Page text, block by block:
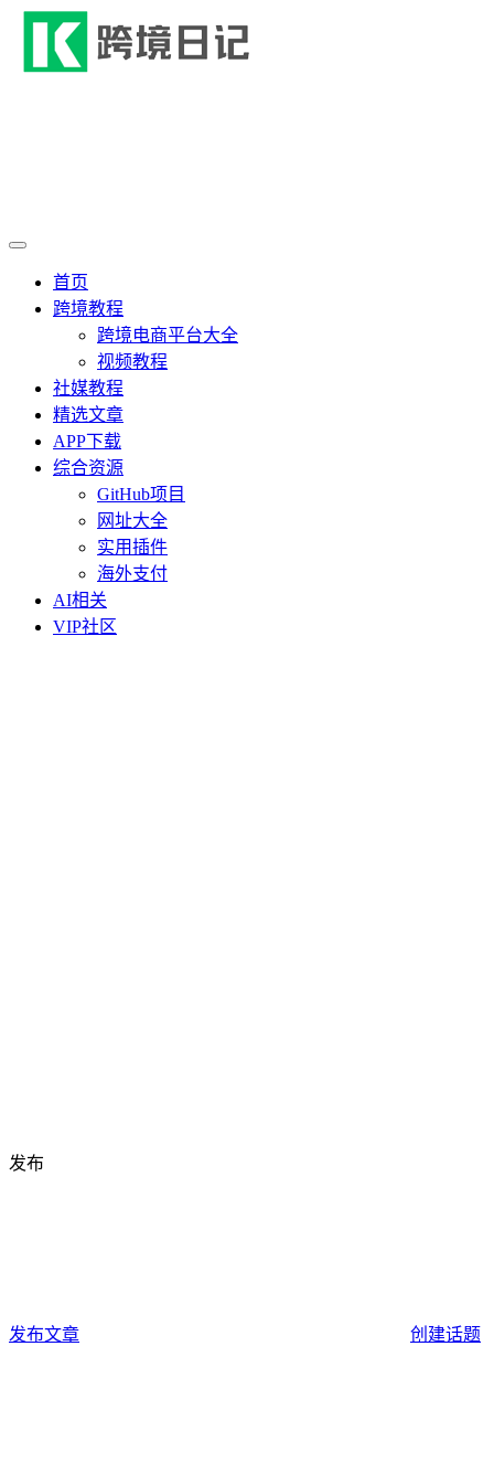
首页
跨境教程
跨境电商平台大全
视频教程
社媒教程
精选文章
APP下载
综合资源
GitHub项目
网址大全
实用插件
海外支付
AI相关
VIP社区
发布
发布文章 创建话题